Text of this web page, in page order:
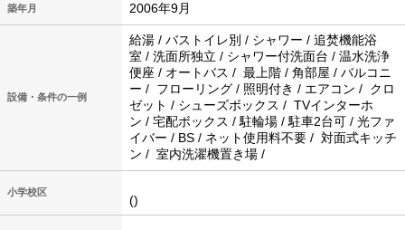
築年月 2006年9月
設備・条件の一例
給湯 / バストイレ別 / シャワー / 追焚機能浴
室 / 洗面所独立 / シャワー付洗面台 / 温水洗浄
便座 / オートバス / 最上階 / 角部屋 / バルコニ
ー / フローリング / 照明付き / エアコン / クロ
ゼット / シューズボックス / TVインターホ
ン / 宅配ボックス / 駐輪場 / 駐車2台可 / 光ファ
イバー / BS / ネット使用料不要 / 対面式キッチ
ン / 室内洗濯機置き場 /
小学校区
()